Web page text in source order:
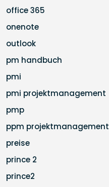
office 365
onenote
outlook
pm handbuch
pmi
pmi projektmanagement
pmp
ppm projektmanagement
preise
prince 2
prince2